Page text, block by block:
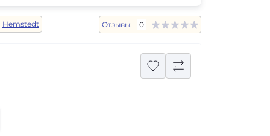
Hemstedt Отзывы: 0